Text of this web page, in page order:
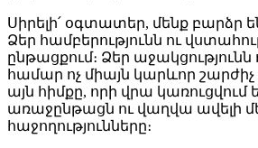
Սիրելի՛ օգտատեր, մենք բարձր
Ձեր համբերությունն ու
ընթացքում։ Ձեր
համար ոչ միայն կարևոր շարժիչ
այն հիմքը, որի վրա կառուցվում
առաջընթացն ու վաղվա ավելի
հաջողությունները։